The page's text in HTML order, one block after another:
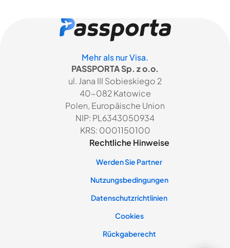
Mehr als nur Visa.
PASSPORTA Sp. z o.o.
ul. Jana III Sobieskiego 2
40-082 Katowice
Polen, Europäische Union
NIP: PL6343050934
KRS: 0001150100
Rechtliche Hinweise
Werden Sie Partner
Nutzungsbedingungen
Datenschutzrichtlinien
Cookies
Rückgaberecht